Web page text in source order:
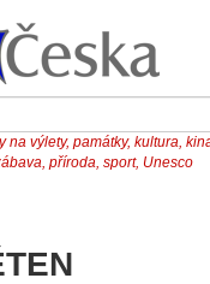
na výlety, památky, kultura,
příroda, sport, Unesco